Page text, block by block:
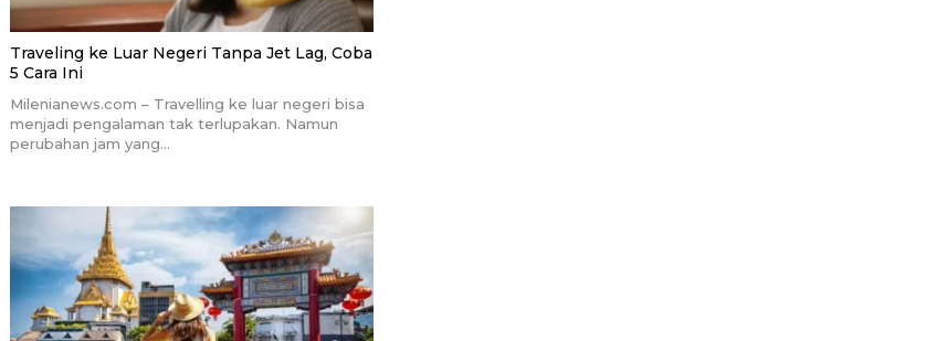
Traveling ke Luar Negeri Tanpa Jet Lag, Coba
5 Cara Ini
Milenianews.com – Travelling ke luar negeri bisa
menjadi pengalaman tak terlupakan. Namun
perubahan jam yang…